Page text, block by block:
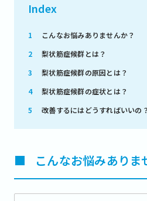
Index
1
こんなお悩みありませんか？
2
梨状筋症候群とは？
3
梨状筋症候群の原因とは？
4
梨状筋症候群の症状とは？
5
改善するにはどうすればいいの？
■ こんなお悩みありま